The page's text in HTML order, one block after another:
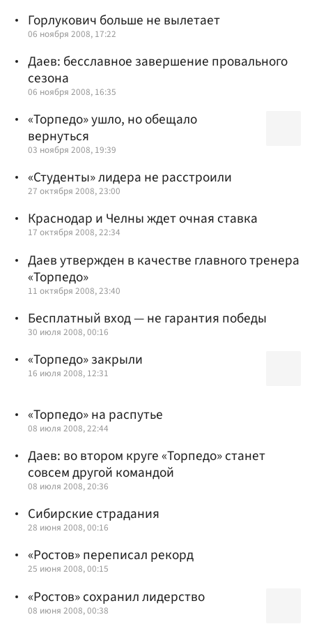
Горлукович больше не вылетает
06 ноября 2008, 17:22
Даев: бесславное завершение провального
сезона
06 ноября 2008, 16:35
«Торпедо» ушло, но обещало
вернуться
03 ноября 2008, 19:39
«Студенты» лидера не расстроили
27 октября 2008, 23:00
Краснодар и Челны ждет очная ставка
17 октября 2008, 22:34
Даев утвержден в качестве главного тренера
«Торпедо»
11 октября 2008, 23:40
Бесплатный вход — не гарантия победы
30 июля 2008, 00:16
«Торпедо» закрыли
16 июля 2008, 12:31
«Торпедо» на распутье
08 июля 2008, 22:44
Даев: во втором круге «Торпедо» станет
совсем другой командой
08 июля 2008, 20:36
Сибирские страдания
28 июня 2008, 00:16
«Ростов» переписал рекорд
25 июня 2008, 00:15
«Ростов» сохранил лидерство
08 июня 2008, 00:38